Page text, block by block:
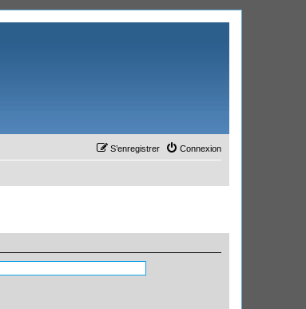
Connexion
S’enregistrer